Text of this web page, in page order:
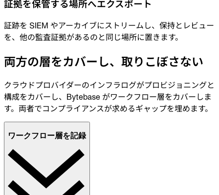
証拠を保管する場所へエクスポート
証跡を SIEM やアーカイブにストリームし、保持とレビュー
を、他の監査証拠があるのと同じ場所に置きます。
両方の層をカバーし、取りこぼさない
クラウドプロバイダーのインフラログがプロビジョニングと
構成をカバーし、Bytebase がワークフロー層をカバーしま
す。両者でコンプライアンスが求めるギャップを埋めます。
ワークフロー層を記録